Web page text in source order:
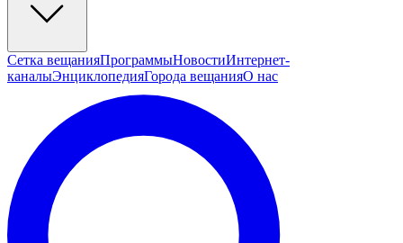
Сетка вещанияПрограммыНовостиИнтернет-
каналыЭнциклопедияГорода вещанияО нас